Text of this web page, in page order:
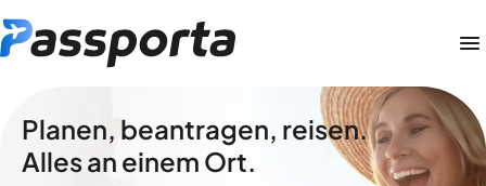
Planen, beantragen, reisen.
Alles an einem Ort.